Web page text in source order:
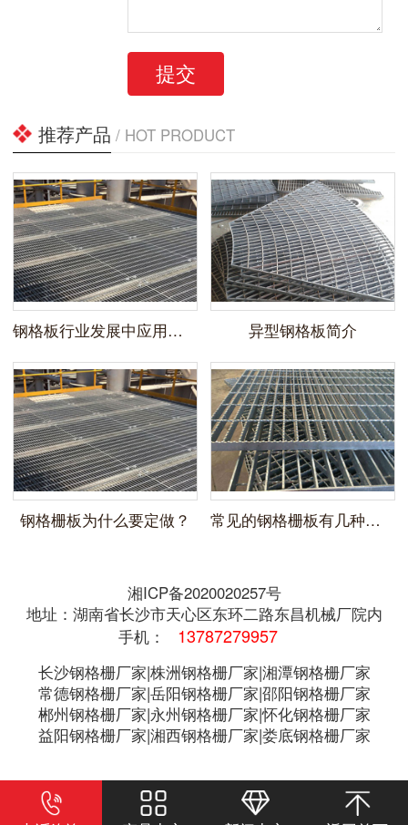
提交
推荐产品 / HOT PRODUCT
钢格板行业发展中应用应用领域 异型钢格板简介
钢格栅板为什么要定做？ 常见的钢格栅板有几种分类？
湘ICP备2020020257号
地址：湖南省长沙市天心区东环二路东昌机械厂院内
手机：
13787279957
长沙钢格栅厂家|株洲钢格栅厂家|湘潭钢格栅厂家
常德钢格栅厂家|岳阳钢格栅厂家|邵阳钢格栅厂家
郴州钢格栅厂家|永州钢格栅厂家|怀化钢格栅厂家
益阳钢格栅厂家|湘西钢格栅厂家|娄底钢格栅厂家